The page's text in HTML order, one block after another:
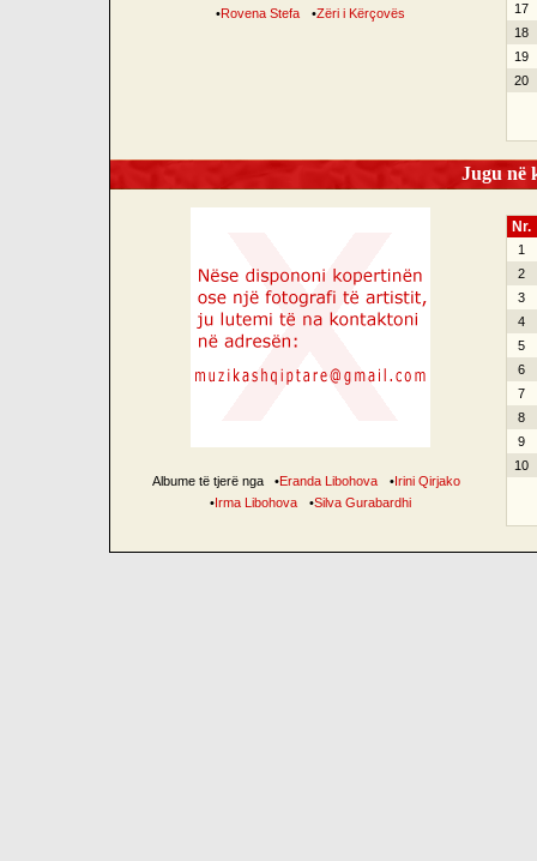
•Rovena Stefa •Zëri i Kërçovës
17
18
19
20
Jugu në
Albume të tjerë nga •Eranda Libohova •Irini Qirjako
•Irma Libohova •Silva Gurabardhi
Nr.
1
2
3
4
5
6
7
8
9
10